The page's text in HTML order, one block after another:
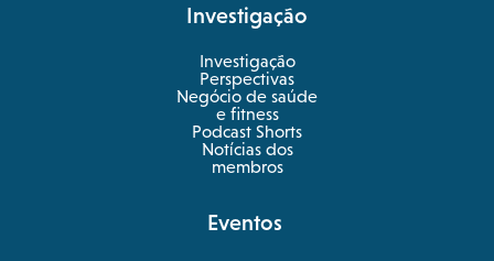
Investigação
Investigação
Perspectivas
Negócio de saúde
e fitness
opens
in
a
new
Podcast Shorts
Notícias dos
membros
Eventos